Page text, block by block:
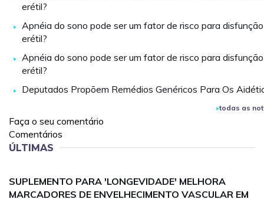
erétil?
Apnéia do sono pode ser um fator de risco para disfunção
erétil?
Apnéia do sono pode ser um fator de risco para disfunção
erétil?
Deputados Propõem Remédios Genéricos Para Os
todas as
Faça o seu comentário
Comentários
ÚLTIMAS
SUPLEMENTO PARA 'LONGEVIDADE' MELHORA
MARCADORES DE ENVELHECIMENTO VASCULAR EM